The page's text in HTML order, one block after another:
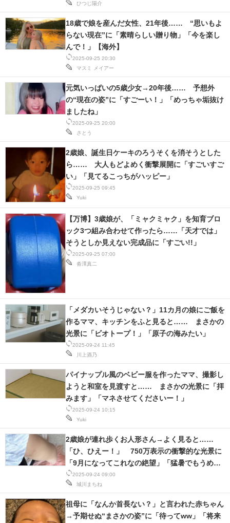
ひつじ陽介
2025-09-25 20:30
マスミ メイアー
18歳で娘を産んだ女性、21年後…… “思いもよ
らない現在”に「素晴らしい贈り物」「今を楽し
んで！」【海外】
2025-09-25 20:00
さとう
元気いっぱいの5歳少女→20年後…… 予想外
の“現在の姿”に「すごーい！」「めっちゃ垢抜け
ましたね」
2025-09-25 09:45
Yuki
2歳娘、誕生日ケーキのろうそくを消そうとした
ら…… 大人もどよめく衝撃展開に「すごいすご
い」「見てるこっちがハッピー」
2025-09-25 07:00
沓澤真二
【万博】3歳娘が、「ミャクミャク」を知育ブロ
ック3つ組み合わせて作ったら……「天才では」
そうとしか見えない完成品に「すごい!!」
2025-09-24 11:45
川上酒乃
「メダカいそうじゃない？」11カ月の娘にご飯を
作るママ、キッチンをふと見ると…… まさかの
光景に「ビオトープ！」「原子の海みたい」
2025-09-24 10:15
Yuki
パイナップル風のベビー服を作ったママ、撮影し
ようと和室を見渡すと…… まさかの光景に「拝
みます」「マネさせてくださいー！」
2025-09-24 09:00
城川まちね
2歳娘が連れ歩くお人形さん→よく見ると……
「ひ、ひえー！」 750万表示の衝撃的な光景に
「9月になってこれなの絶望」「猛暑でもうめち
ゃくちゃ」
祖母に「なんか首長ない？」と言われた赤ちゃん
→予期せぬ“まさかの姿”に「待ってww」「将来